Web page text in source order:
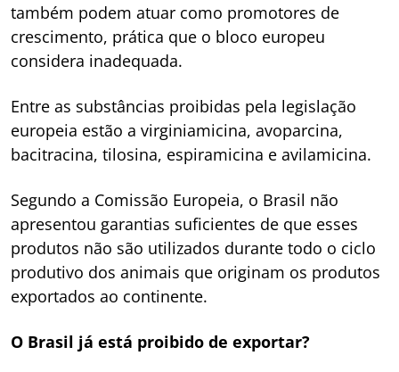
também podem atuar como promotores de
crescimento, prática que o bloco europeu
considera inadequada.
Entre as substâncias proibidas pela legislação
europeia estão a virginiamicina, avoparcina,
bacitracina, tilosina, espiramicina e avilamicina.
Segundo a Comissão Europeia, o Brasil não
apresentou garantias suficientes de que esses
produtos não são utilizados durante todo o ciclo
produtivo dos animais que originam os produtos
exportados ao continente.
O Brasil já está proibido de exportar?